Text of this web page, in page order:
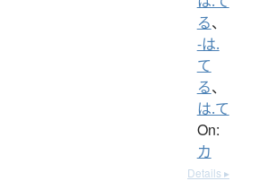
る、
-は.
て
る、
は.て
On:
カ
Details ▸